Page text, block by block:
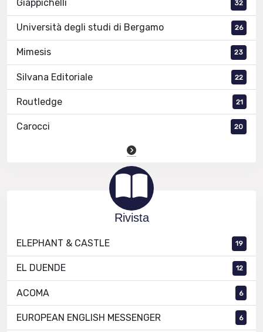
Giappichelli 32
Università degli studi di Bergamo 26
Mimesis 23
Silvana Editoriale 22
Routledge 21
Carocci 20
Rivista
ELEPHANT & CASTLE 19
EL DUENDE 12
ACOMA 6
EUROPEAN ENGLISH MESSENGER 6